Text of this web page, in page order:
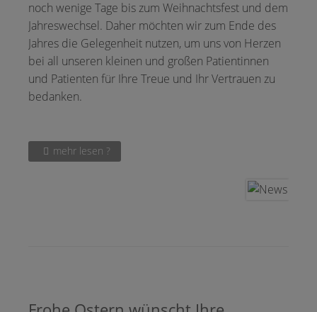
noch wenige Tage bis zum Weihnachtsfest und dem
Jahreswechsel. Daher möchten wir zum Ende des
Jahres die Gelegenheit nutzen, um uns von Herzen
bei all unseren kleinen und großen Patientinnen
und Patienten für Ihre Treue und Ihr Vertrauen zu
bedanken.
mehr lesen ?